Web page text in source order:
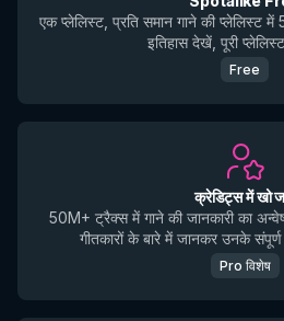
एक प्लेलिस्ट, प्रति समान गाने की प्लेलिस्ट
इतिहास देखें, पूरी
Free
क्रेडिट्स में खो
50M+ ट्रैक्स में गाने की जानकारी का
गीतकारों के बारे में जानकर उनके
Pro विशेष